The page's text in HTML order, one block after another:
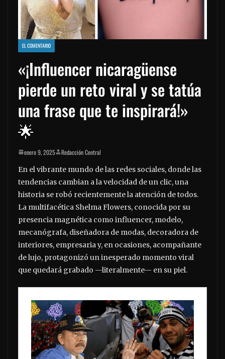
EL COMENTARIO
«¡Influencer nicaragüense
pierde un reto viral y se tatúa
una frase que te inspirará!»
🌟
enero 9, 2025 Redacción Central
En el vibrante mundo de las redes sociales, donde las
tendencias cambian a la velocidad de un clic, una
historia se robó recientemente la atención de todos.
La multifacética Shelma Flowers, conocida por su
presencia magnética como influencer, modelo,
mecanógrafa, diseñadora de modas, decoradora de
interiores, empresaria y, en ocasiones, acompañante
de lujo, protagonizó un inesperado momento viral
que quedará grabado —literalmente— en su piel.